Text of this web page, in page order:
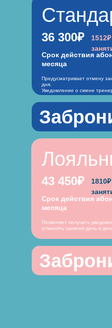
Предусматривает отмену
дня.
Уведомление о смене
36 300₽
Срок действия
месяца
Позволяет получать
отменять занятия день в
43 450₽
Срок действия
месяца